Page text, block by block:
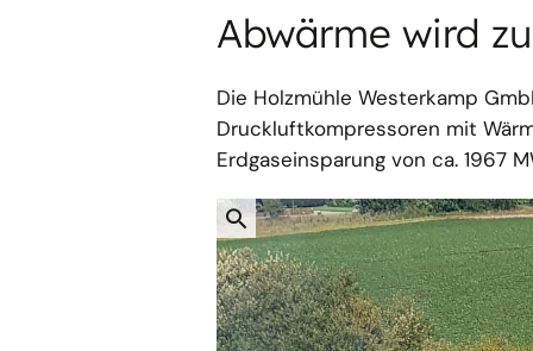
Abwärme wird
Die Holzmühle Westerkamp
Druckluftkompressoren mit
Erdgaseinsparung von ca. 1967